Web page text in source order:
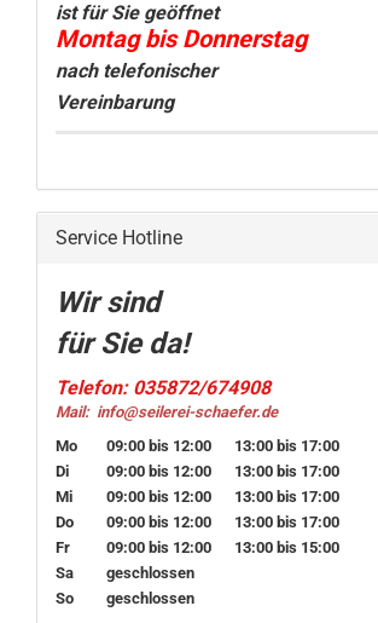
ist für Sie geöffnet
Montag bis Donnerstag
nach telefonischer
Vereinbarung
Service Hotline
Wir sind
für Sie da!
Telefon: 035872/674908
Mail: info@seilerei-schaefer.de
Mo
09:00 bis 12:00
13:00 bis 17:00
Di
09:00 bis 12:00
13:00 bis 17:00
Mi
09:00 bis 12:00
13:00 bis 17:00
Do
09:00 bis 12:00
13:00 bis 17:00
Fr
09:00 bis 12:00
13:00 bis 15:00
Sa
geschlossen
So
geschlossen